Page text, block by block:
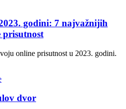
godini: 7 najvažnijih
online prisutnost u 2023. godini.
dvor